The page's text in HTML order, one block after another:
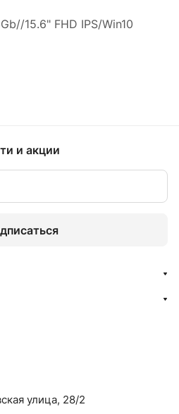
15.6" FHD IPS/Win10
и акции
улица, 28/2